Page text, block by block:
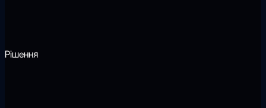
Рішення